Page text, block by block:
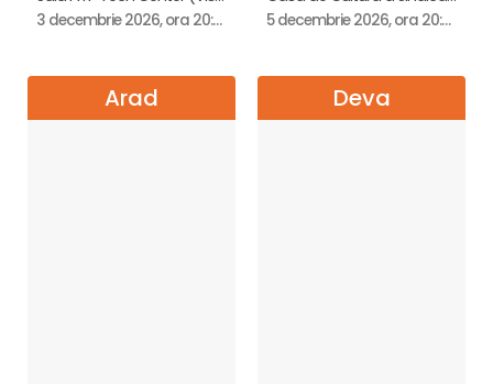
3 decembrie 2026, ora 20:00 5 decembrie 2026, ora 20:00
Arad Deva